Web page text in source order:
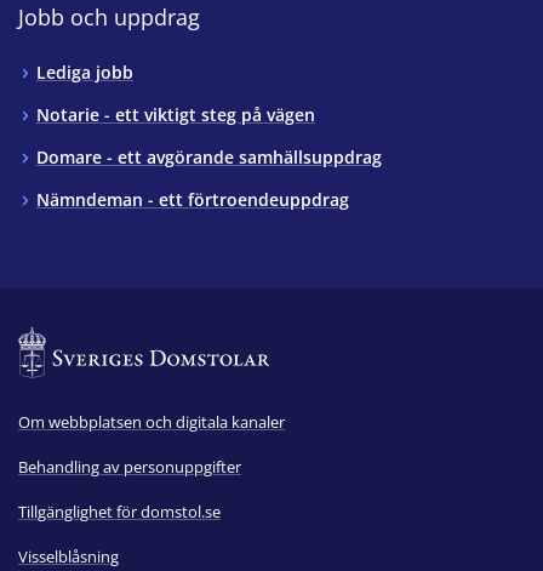
Jobb och uppdrag
Lediga jobb
Notarie - ett viktigt steg på vägen
Domare - ett avgörande samhällsuppdrag
Nämndeman - ett förtroendeuppdrag
Om webbplatsen och digitala kanaler
Behandling av personuppgifter
Tillgänglighet för domstol.se
Visselblåsning